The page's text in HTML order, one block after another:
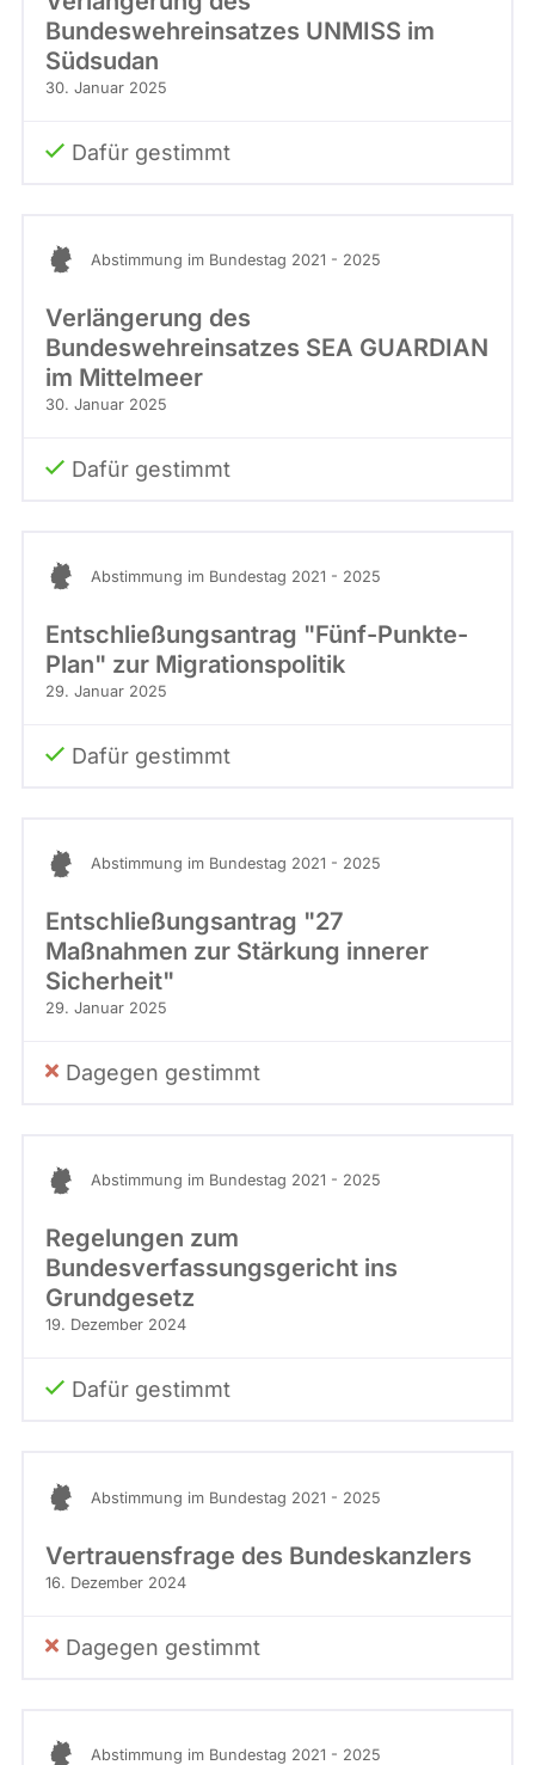
Bundeswehreinsatzes UNMISS im
Südsudan
30. Januar 2025
Dafür gestimmt
Abstimmung im Bundestag 2021 - 2025
Verlängerung des
Bundeswehreinsatzes SEA GUARDIAN
im Mittelmeer
30. Januar 2025
Dafür gestimmt
Abstimmung im Bundestag 2021 - 2025
Entschließungsantrag "Fünf-Punkte-
Plan" zur Migrationspolitik
29. Januar 2025
Dafür gestimmt
Abstimmung im Bundestag 2021 - 2025
Entschließungsantrag "27
Maßnahmen zur Stärkung innerer
Sicherheit"
29. Januar 2025
Dagegen gestimmt
Abstimmung im Bundestag 2021 - 2025
Regelungen zum
Bundesverfassungsgericht ins
Grundgesetz
19. Dezember 2024
Dafür gestimmt
Abstimmung im Bundestag 2021 - 2025
Vertrauensfrage des Bundeskanzlers
16. Dezember 2024
Dagegen gestimmt
Abstimmung im Bundestag 2021 - 2025